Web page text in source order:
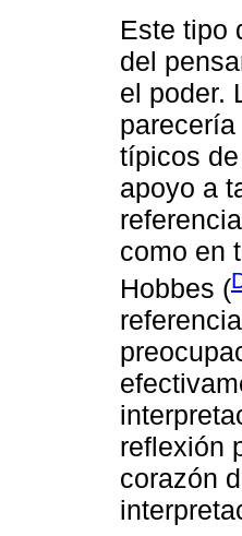
Este tipo
del
el poder.
típicos
apoyo a
como en
Hobbes (
reflexión
corazón